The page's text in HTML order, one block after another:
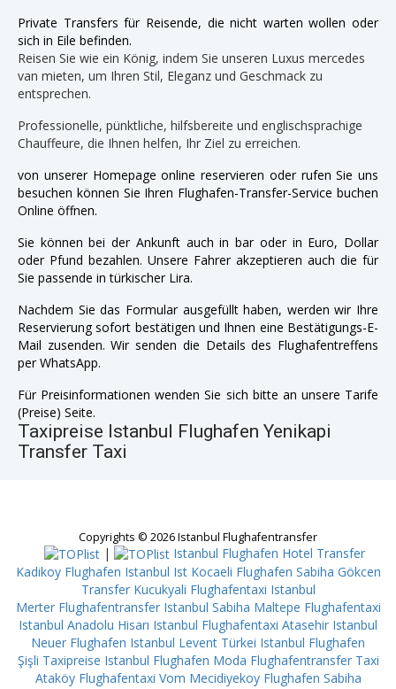
Private Transfers für Reisende, die nicht warten wollen oder
sich in Eile befinden.
Reisen Sie wie ein König, indem Sie unseren Luxus mercedes
van mieten, um Ihren Stil, Eleganz und Geschmack zu
entsprechen.
Professionelle, pünktliche, hilfsbereite und englischsprachige
Chauffeure, die Ihnen helfen, Ihr Ziel zu erreichen.
von unserer Homepage online reservieren oder rufen Sie uns
besuchen können Sie Ihren Flughafen-Transfer-Service buchen
Online öffnen.
Sie können bei der Ankunft auch in bar oder in Euro, Dollar
oder Pfund bezahlen. Unsere Fahrer akzeptieren auch die für
Sie passende in türkischer Lira.
Nachdem Sie das Formular ausgefüllt haben, werden wir Ihre
Reservierung sofort bestätigen und Ihnen eine Bestätigungs-E-
Mail zusenden. Wir senden die Details des Flughafentreffens
per WhatsApp.
Für Preisinformationen wenden Sie sich bitte an unsere Tarife
(Preise) Seite.
Taxipreise Istanbul Flughafen Yenikapi
Transfer Taxi
Copyrights © 2026 Istanbul Flughafentransfer
|
Istanbul Flughafen Hotel Transfer
Kadikoy Flughafen Istanbul Ist Kocaeli Flughafen Sabiha Gökcen
Transfer Kucukyali Flughafentaxi Istanbul
Merter Flughafentransfer Istanbul Sabiha Maltepe Flughafentaxi
Istanbul Anadolu Hisarı Istanbul Flughafentaxi Atasehir Istanbul
Neuer Flughafen Istanbul Levent Türkei Istanbul Flughafen
Şişli Taxipreise Istanbul Flughafen Moda Flughafentransfer Taxi
Ataköy Flughafentaxi Vom Mecidiyekoy Flughafen Sabiha